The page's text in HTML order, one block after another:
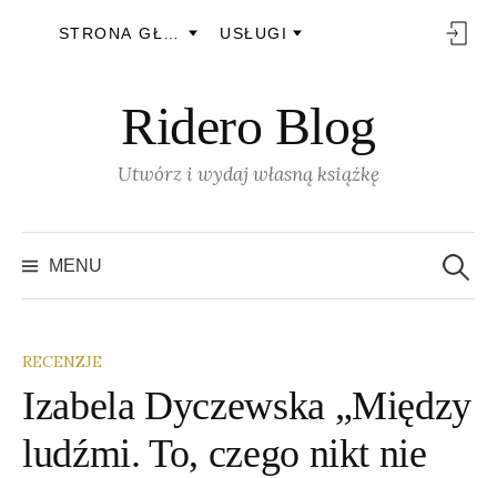
STRONA GŁÓWNA USŁUGI
Ridero Blog
Utwórz i wydaj własną książkę
MENU Search
RECENZJE
Izabela Dyczewska „Między
ludźmi. To, czego nikt nie